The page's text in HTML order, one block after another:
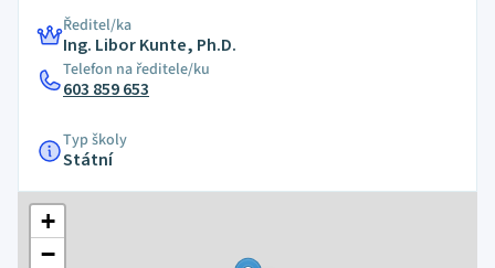
Ředitel/ka
Ing. Libor Kunte, Ph.D.
Telefon na ředitele/ku
603 859 653
Typ školy
Státní
+
−